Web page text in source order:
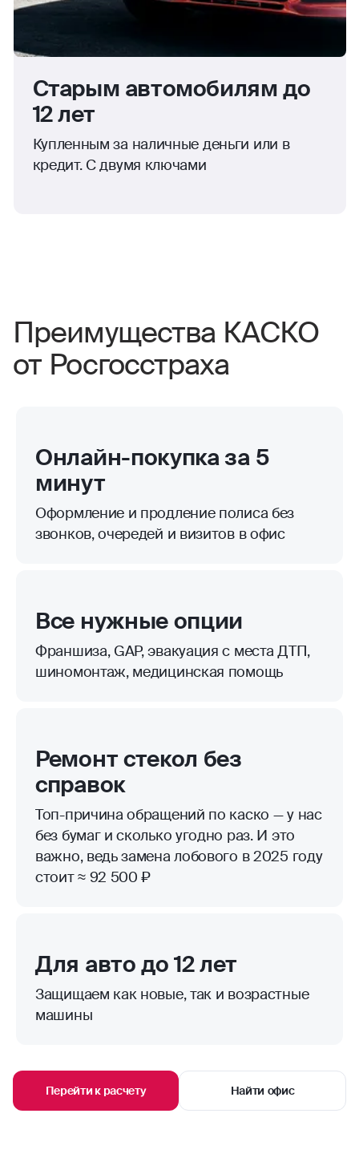
Старым автомобилям до
12 лет
Купленным за наличные деньги или в
кредит. С двумя ключами
Преимущества КАСКО
от Росгосстраха
Онлайн-покупка за 5
минут
Оформление и продление полиса без
звонков, очередей и визитов в офис
Все нужные опции
Франшиза, GAP, эвакуация с места ДТП,
шиномонтаж, медицинская помощь
Ремонт стекол без
справок
Топ-причина обращений по каско — у нас
без бумаг и сколько угодно раз. И это
важно, ведь замена лобового в 2025 году
стоит ≈ 92 500 ₽
Для авто до 12 лет
Защищаем как новые, так и возрастные
машины
Перейти к расчету Найти офис